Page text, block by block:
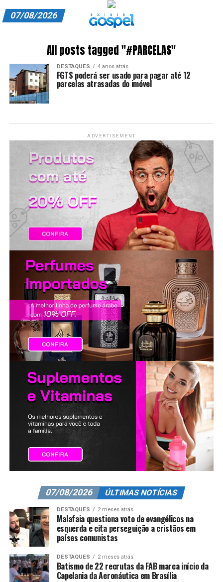
ASSINE
CARRINHO
EDITORIAL
EXPEDIENTE
FINALIZAR COMPRA
HOME
LANÇAMENTOS
07/08/2026
All posts tagged "#PARCELAS"
DESTAQUES 4 anos atrás
FGTS poderá ser usado para pagar até 12
parcelas atrasadas do imóvel
ADVERTISEMENT
07/08/2026 ÚLTIMAS NOTÍCIAS
DESTAQUES 2 meses atrás
Malafaia questiona voto de evangélicos na
esquerda e cita perseguição a cristãos em
países comunistas
DESTAQUES 2 meses atrás
Batismo de 22 recrutas da FAB marca início da
Capelania da Aeronáutica em Brasília